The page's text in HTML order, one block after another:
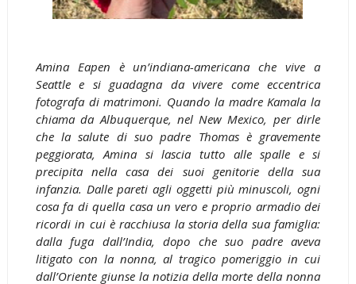
Amina Eapen è un’indiana-americana che vive a
Seattle e si guadagna da vivere come eccentrica
fotografa di matrimoni. Quando la madre Kamala la
chiama da Albuquerque, nel New Mexico, per dirle
che la salute di suo padre Thomas è gravemente
peggiorata, Amina si lascia tutto alle spalle e si
precipita nella casa dei suoi genitorie della sua
infanzia. Dalle pareti agli oggetti più minuscoli, ogni
cosa fa di quella casa un vero e proprio armadio dei
ricordi in cui è racchiusa la storia della sua famiglia:
dalla fuga dall’India, dopo che suo padre aveva
litigato con la nonna, al tragico pomeriggio in cui
dall’Oriente giunse la notizia della morte della nonna